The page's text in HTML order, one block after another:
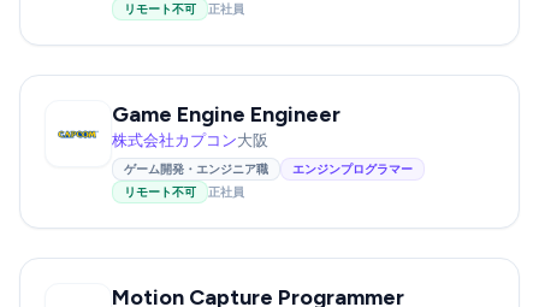
リモート不可
正社員
Game Engine Engineer
株式会社カプコン大阪
ゲーム開発・エンジニア職
エンジンプログラマー
リモート不可
正社員
Motion Capture Programmer